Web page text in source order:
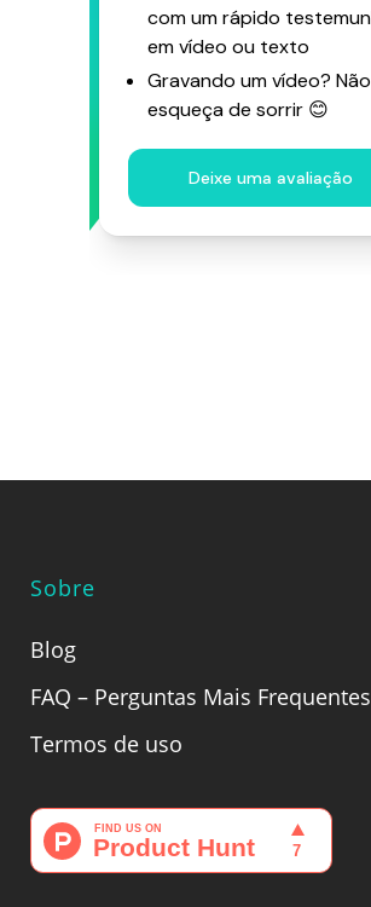
Sobre
Blog
FAQ – Perguntas Mais Frequentes
Termos de uso